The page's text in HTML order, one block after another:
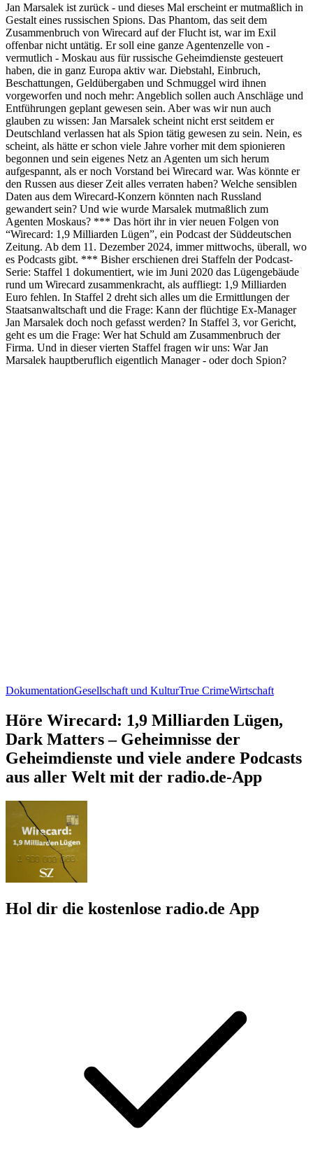
Jan Marsalek ist zurück - und dieses Mal erscheint er mutmaßlich in
Gestalt eines russischen Spions. Das Phantom, das seit dem
Zusammenbruch von Wirecard auf der Flucht ist, war im Exil
offenbar nicht untätig. Er soll eine ganze Agentenzelle von -
vermutlich - Moskau aus für russische Geheimdienste gesteuert
haben, die in ganz Europa aktiv war. Diebstahl, Einbruch,
Beschattungen, Geldübergaben und Schmuggel wird ihnen
vorgeworfen und noch mehr: Angeblich sollen auch Anschläge und
Entführungen geplant gewesen sein. Aber was wir nun auch
glauben zu wissen: Jan Marsalek scheint nicht erst seitdem er
Deutschland verlassen hat als Spion tätig gewesen zu sein. Nein, es
scheint, als hätte er schon viele Jahre vorher mit dem spionieren
begonnen und sein eigenes Netz an Agenten um sich herum
aufgespannt, als er noch Vorstand bei Wirecard war. Was könnte er
den Russen aus dieser Zeit alles verraten haben? Welche sensiblen
Daten aus dem Wirecard-Konzern könnten nach Russland
gewandert sein? Und wie wurde Marsalek mutmaßlich zum
Agenten Moskaus? *** Das hört ihr in vier neuen Folgen von
“Wirecard: 1,9 Milliarden Lügen”, ein Podcast der Süddeutschen
Zeitung. Ab dem 11. Dezember 2024, immer mittwochs, überall, wo
es Podcasts gibt. *** Bisher erschienen drei Staffeln der Podcast-
Serie: Staffel 1 dokumentiert, wie im Juni 2020 das Lügengebäude
rund um Wirecard zusammenkracht, als auffliegt: 1,9 Milliarden
Euro fehlen. In Staffel 2 dreht sich alles um die Ermittlungen der
Staatsanwaltschaft und die Frage: Kann der flüchtige Ex-Manager
Jan Marsalek doch noch gefasst werden? In Staffel 3, vor Gericht,
geht es um die Frage: Wer hat Schuld am Zusammenbruch der
Firma. Und in dieser vierten Staffel fragen wir uns: War Jan
Marsalek hauptberuflich eigentlich Manager - oder doch Spion?
DokumentationGesellschaft und KulturTrue CrimeWirtschaft
Höre Wirecard: 1,9 Milliarden Lügen,
Dark Matters – Geheimnisse der
Geheimdienste und viele andere Podcasts
aus aller Welt mit der radio.de-App
Hol dir die kostenlose radio.de App